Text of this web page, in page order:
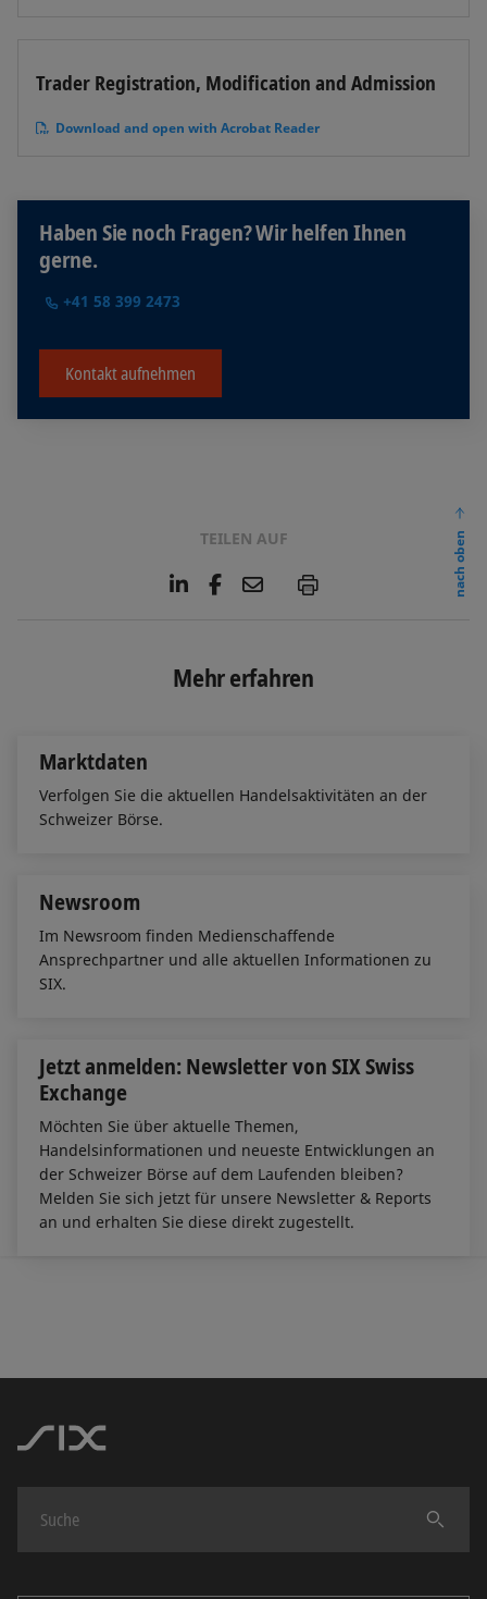
Trader Registration, Modification and Admission
Download and open with Acrobat Reader
Haben Sie noch Fragen? Wir helfen Ihnen
gerne.
+41 58 399 2473
Kontakt aufnehmen
TEILEN AUF
L
e
d
F
o
E
l
P
nach oben
Mehr erfahren
Marktdaten
Verfolgen Sie die aktuellen Handelsaktivitäten an der
Schweizer Börse.
Newsroom
Im Newsroom finden Medienschaffende
Ansprechpartner und alle aktuellen Informationen zu
SIX.
Jetzt anmelden: Newsletter von SIX Swiss
Exchange
Möchten Sie über aktuelle Themen,
Handelsinformationen und neueste Entwicklungen an
der Schweizer Börse auf dem Laufenden bleiben?
Melden Sie sich jetzt für unsere Newsletter & Reports
an und erhalten Sie diese direkt zugestellt.
Finden